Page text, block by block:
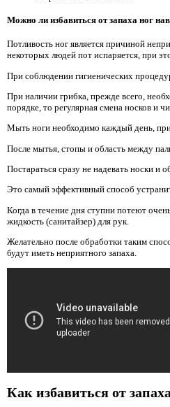
Можно ли избавиться от запаха ног
Потливость ног является причиной
некоторых людей пот испаряется, при
При соблюдении гигиенических
При наличии грибка, прежде всего,
порядке, то регулярная смена носков и
Мыть ноги необходимо каждый день,
После мытья, стопы и область между
Постараться сразу не надевать носки и
Это самый эффективный способ
Когда в течение дня ступни потеют
жидкость (санитайзер) для рук.
Желательно после обработки таким
будут иметь неприятного запаха.
Как избавиться от